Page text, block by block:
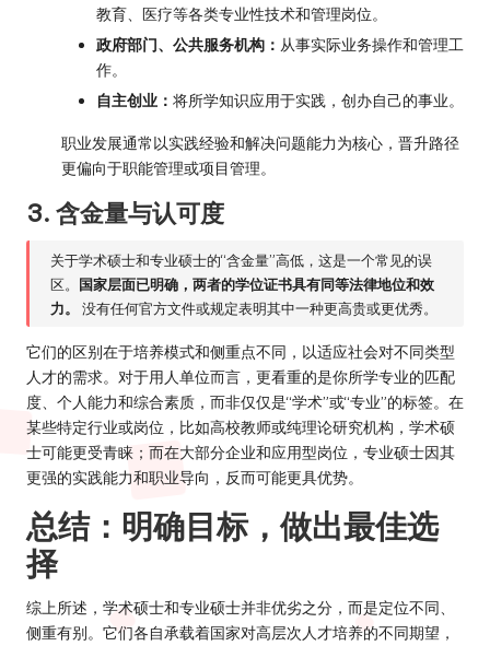
教育、医疗等各类专业性技术和管理岗位。
政府部门、公共服务机构： 从事实际业务操作和管理工
作。
自主创业： 将所学知识应用于实践，创办自己的事业。
职业发展通常以实践经验和解决问题能力为核心，晋升路径
更偏向于职能管理或项目管理。
3. 含金量与认可度
关于学术硕士和专业硕士的“含金量”高低，这是一个常见的误
区。 国家层面已明确，两者的学位证书具有同等法律地位和效
力。
没有任何官方文件或规定表明其中一种更高贵或更优秀。
它们的区别在于培养模式和侧重点不同，以适应社会对不同类型
人才的需求。对于用人单位而言，更看重的是你所学专业的匹配
度、个人能力和综合素质，而非仅仅是“学术”或“专业”的标签。在
某些特定行业或岗位，比如高校教师或纯理论研究机构，学术硕
士可能更受青睐；而在大部分企业和应用型岗位，专业硕士因其
更强的实践能力和职业导向，反而可能更具优势。
总结：明确目标，做出最佳选
择
综上所述，学术硕士和专业硕士并非优劣之分，而是定位不同、
侧重有别。它们各自承载着国家对高层次人才培养的不同期望，